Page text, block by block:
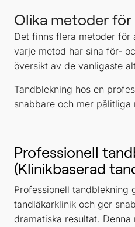
Olika metoder
Det finns flera metoder för
varje metod har sina för-
översikt av de vanligaste
Tandblekning hos en
snabbare och mer pålitliga
Professionell
(Klinikbaserad
Professionell tandblekning
tandläkarklinik och ger
dramatiska resultat.